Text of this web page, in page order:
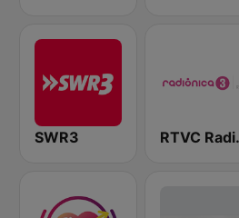
SWR3